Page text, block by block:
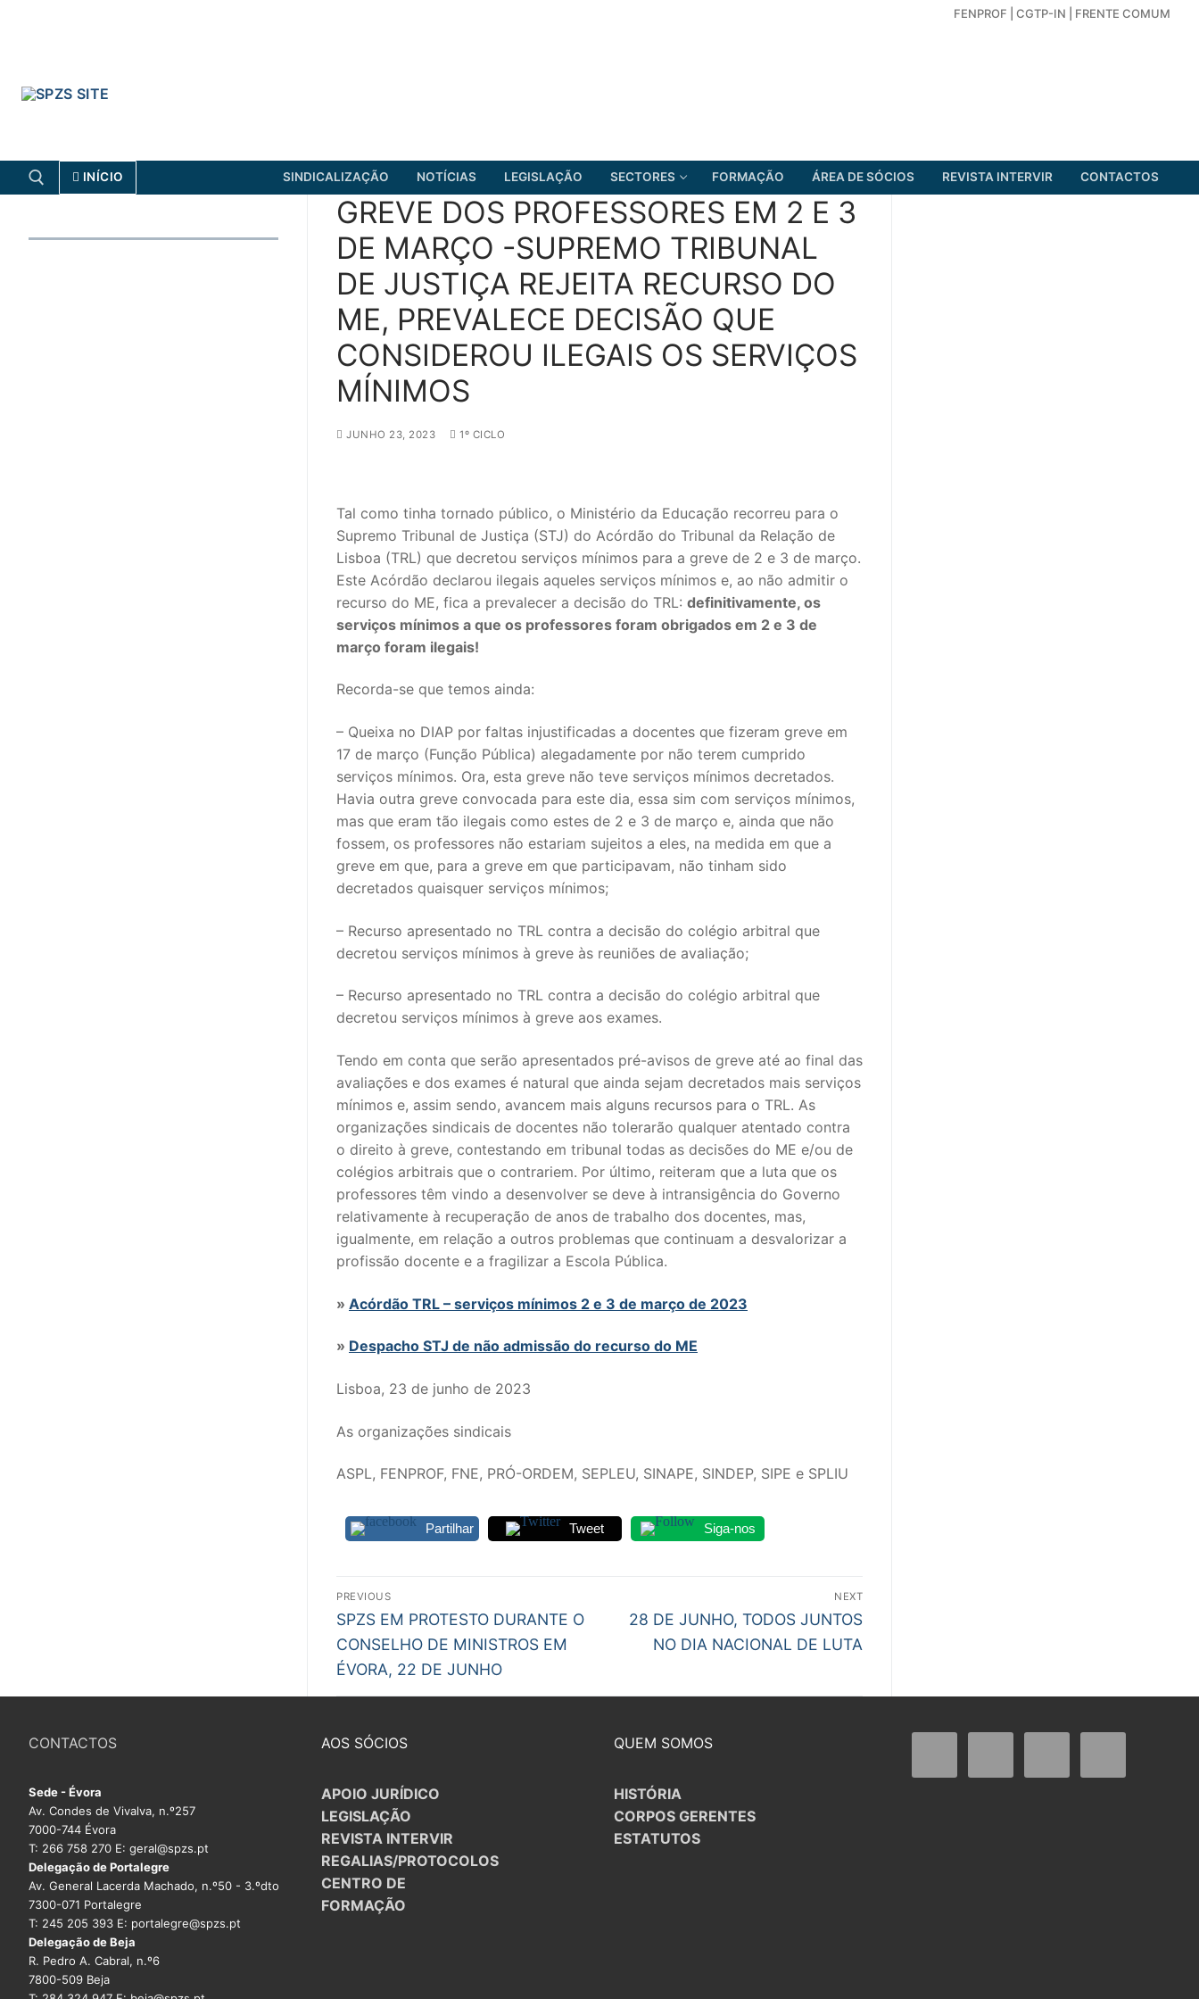
FENPROF CGTP-IN FRENTE COMUM
INÍCIO SINDICALIZAÇÃO NOTÍCIAS LEGISLAÇÃO SECTORES FORMAÇÃO ÁREA DE SÓCIOS REVISTA INTERVIR CONTACTOS
CGTP-IN FRENTE COMUM
sindicalização
PRÉ-ESCOLAR
1º CICLO
2º/3º CEB / SECUNDÁRIO
PARTICULAR / IPSS / MISERICÓRDIAS
ENSINO SUPERIOR
PROFESSORES CONTRATADOS
DOCENTES APOSENTADOS
Área de Sócios
Revista Intervir
GREVE DOS PROFESSORES EM 2 E 3
DE MARÇO -SUPREMO TRIBUNAL
DE JUSTIÇA REJEITA RECURSO DO
ME, PREVALECE DECISÃO QUE
CONSIDEROU ILEGAIS OS SERVIÇOS
MÍNIMOS
JUNHO 23, 2023 1º CICLO
Tal como tinha tornado público, o Ministério da Educação recorreu para o
Supremo Tribunal de Justiça (STJ) do Acórdão do Tribunal da Relação de
Lisboa (TRL) que decretou serviços mínimos para a greve de 2 e 3 de março.
Este Acórdão declarou ilegais aqueles serviços mínimos e, ao não admitir o
recurso do ME, fica a prevalecer a decisão do TRL: definitivamente, os
serviços mínimos a que os professores foram obrigados em 2 e 3 de
março foram ilegais!
Recorda-se que temos ainda:
– Queixa no DIAP por faltas injustificadas a docentes que fizeram greve em
17 de março (Função Pública) alegadamente por não terem cumprido
serviços mínimos. Ora, esta greve não teve serviços mínimos decretados.
Havia outra greve convocada para este dia, essa sim com serviços mínimos,
mas que eram tão ilegais como estes de 2 e 3 de março e, ainda que não
fossem, os professores não estariam sujeitos a eles, na medida em que a
greve em que, para a greve em que participavam, não tinham sido
decretados quaisquer serviços mínimos;
– Recurso apresentado no TRL contra a decisão do colégio arbitral que
decretou serviços mínimos à greve às reuniões de avaliação;
– Recurso apresentado no TRL contra a decisão do colégio arbitral que
decretou serviços mínimos à greve aos exames.
Tendo em conta que serão apresentados pré-avisos de greve até ao final das
avaliações e dos exames é natural que ainda sejam decretados mais serviços
mínimos e, assim sendo, avancem mais alguns recursos para o TRL. As
organizações sindicais de docentes não tolerarão qualquer atentado contra
o direito à greve, contestando em tribunal todas as decisões do ME e/ou de
colégios arbitrais que o contrariem. Por último, reiteram que a luta que os
professores têm vindo a desenvolver se deve à intransigência do Governo
relativamente à recuperação de anos de trabalho dos docentes, mas,
igualmente, em relação a outros problemas que continuam a desvalorizar a
profissão docente e a fragilizar a Escola Pública.
» Acórdão TRL – serviços mínimos 2 e 3 de março de 2023
» Despacho STJ de não admissão do recurso do ME
Lisboa, 23 de junho de 2023
As organizações sindicais
ASPL, FENPROF, FNE, PRÓ-ORDEM, SEPLEU, SINAPE, SINDEP, SIPE e SPLIU
Partilhar Tweet Siga-nos
Navegação
de
artigos
PREVIOUS
Previous
post:
SPZS EM PROTESTO DURANTE O
CONSELHO DE MINISTROS EM
ÉVORA, 22 DE JUNHO
NEXT
Next
post:
28 DE JUNHO, TODOS JUNTOS
NO DIA NACIONAL DE LUTA
CONTACTOS
Sede - Évora
Av. Condes de Vivalva, n.º257
7000-744 Évora
T: 266 758 270 E: geral@spzs.pt
Delegação de Portalegre
Av. General Lacerda Machado, n.º50 - 3.ºdto
7300-071 Portalegre
T: 245 205 393 E: portalegre@spzs.pt
Delegação de Beja
R. Pedro A. Cabral, n.º6
7800-509 Beja
AOS SÓCIOS
APOIO JURÍDICO
LEGISLAÇÃO
REVISTA INTERVIR
REGALIAS/PROTOCOLOS
CENTRO DE
FORMAÇÃO
QUEM SOMOS
HISTÓRIA
CORPOS GERENTES
ESTATUTOS